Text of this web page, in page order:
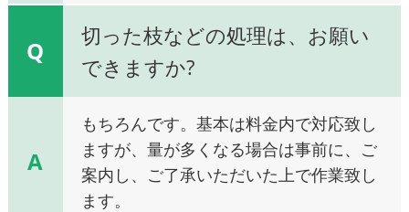
Q
切った枝などの処理は、お願い
できますか?
A
もちろんです。基本は料金内で対応致し
ますが、量が多くなる場合は事前に、ご
案内し、ご了承いただいた上で作業致し
ます。